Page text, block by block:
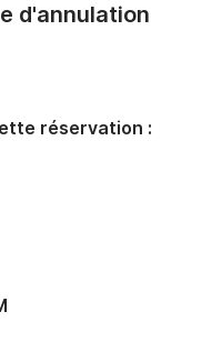
d'annulation
réservation :